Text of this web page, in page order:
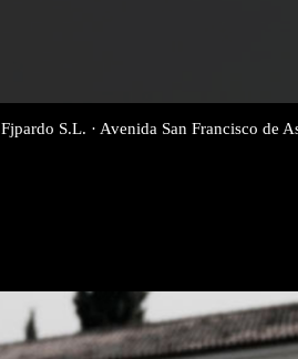
Fjpardo S.L. · Avenida San Francisco de